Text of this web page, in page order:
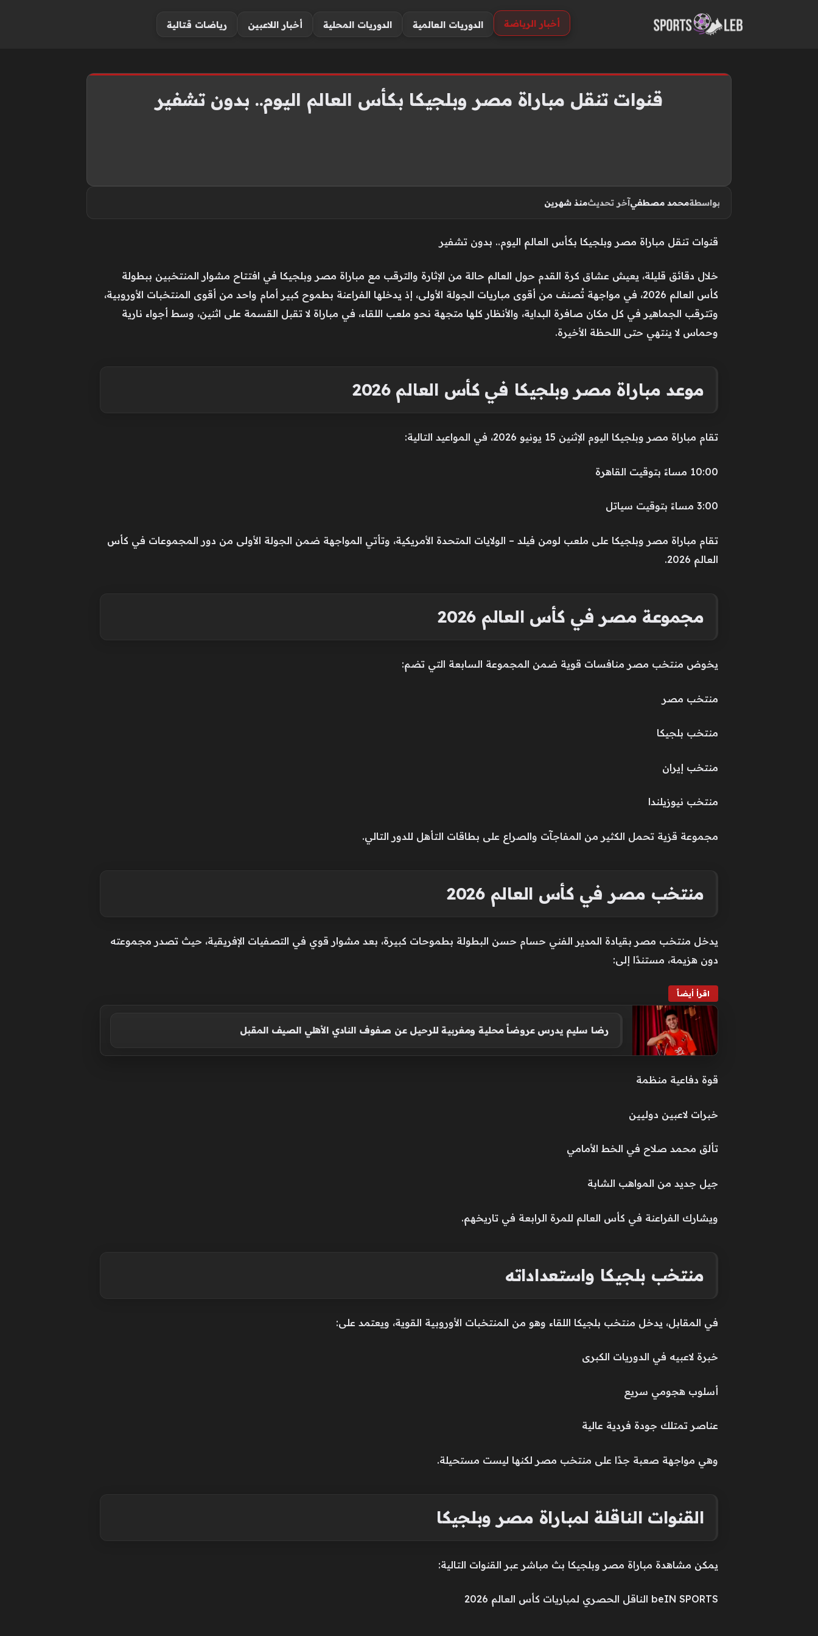
أخبار الرياضة الدوريات العالمية الدوريات المحلية أخبار اللاعبين رياضات قتالية
قنوات تنقل مباراة مصر وبلجيكا بكأس العالم اليوم.. بدون تشفير
بواسطةمحمد مصطفيآخر تحديثمنذ شهرين
قنوات تنقل مباراة مصر وبلجيكا بكأس العالم اليوم.. بدون تشفير
خلال دقائق قليلة، يعيش عشاق كرة القدم حول العالم حالة من الإثارة والترقب مع مباراة مصر وبلجيكا في افتتاح مشوار المنتخبين ببطولة
كأس العالم 2026، في مواجهة تُصنف من أقوى مباريات الجولة الأولى، إذ يدخلها الفراعنة بطموح كبير أمام واحد من أقوى المنتخبات الأوروبية،
وتترقب الجماهير في كل مكان صافرة البداية، والأنظار كلها متجهة نحو ملعب اللقاء، في مباراة لا تقبل القسمة على اثنين، وسط أجواء نارية
وحماس لا ينتهي حتى اللحظة الأخيرة.
موعد مباراة مصر وبلجيكا في كأس العالم 2026
تقام مباراة مصر وبلجيكا اليوم الإثنين 15 يونيو 2026، في المواعيد التالية:
10:00 مساءً بتوقيت القاهرة
3:00 مساءً بتوقيت سياتل
تقام مباراة مصر وبلجيكا على ملعب لومن فيلد – الولايات المتحدة الأمريكية، وتأتي المواجهة ضمن الجولة الأولى من دور المجموعات في كأس
العالم 2026.
مجموعة مصر في كأس العالم 2026
يخوض منتخب مصر منافسات قوية ضمن المجموعة السابعة التي تضم:
منتخب مصر
منتخب بلجيكا
منتخب إيران
منتخب نيوزيلندا
مجموعة قزية تحمل الكثير من المفاجآت والصراع على بطاقات التأهل للدور التالي.
منتخب مصر في كأس العالم 2026
يدخل منتخب مصر بقيادة المدير الفني حسام حسن البطولة بطموحات كبيرة، بعد مشوار قوي في التصفيات الإفريقية، حيث تصدر مجموعته
دون هزيمة، مستندًا إلى:
اقرأ أيضاً
رضا سليم يدرس عروضاً محلية ومغربية للرحيل عن صفوف النادي الأهلي الصيف المقبل
قوة دفاعية منظمة
خبرات لاعبين دوليين
تألق محمد صلاح في الخط الأمامي
جيل جديد من المواهب الشابة
ويشارك الفراعنة في كأس العالم للمرة الرابعة في تاريخهم.
منتخب بلجيكا واستعداداته
في المقابل، يدخل منتخب بلجيكا اللقاء وهو من المنتخبات الأوروبية القوية، ويعتمد على:
خبرة لاعبيه في الدوريات الكبرى
أسلوب هجومي سريع
عناصر تمتلك جودة فردية عالية
وهي مواجهة صعبة جدًا على منتخب مصر لكنها ليست مستحيلة.
القنوات الناقلة لمباراة مصر وبلجيكا
يمكن مشاهدة مباراة مصر وبلجيكا بث مباشر عبر القنوات التالية:
beIN SPORTS الناقل الحصري لمباريات كأس العالم 2026